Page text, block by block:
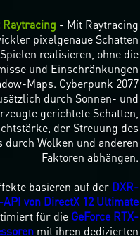
- Mit Raytracing
pixelgenaue Schatten
realisieren, ohne die
und Einschränkungen
Maps. Cyberpunk 2077
durch Sonnen- und
gerichtete Schatten,
der Streuung des
durch Wolken und anderen
Faktoren abhängen.
basieren auf der DXR-
von DirectX 12 Ultimate
für die GeForce RTX-
mit ihren dedizierten